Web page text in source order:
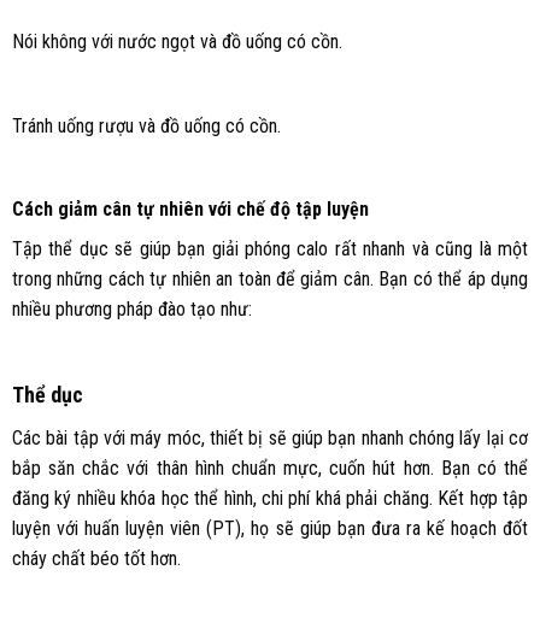
Nói không với nước ngọt và đồ uống có cồn.
Tránh uống rượu và đồ uống có cồn.
Cách giảm cân tự nhiên với chế độ tập luyện
Tập thể dục sẽ giúp bạn giải phóng calo rất nhanh và cũng là một
trong những cách tự nhiên an toàn để giảm cân. Bạn có thể áp dụng
nhiều phương pháp đào tạo như:
Thể dục
Các bài tập với máy móc, thiết bị sẽ giúp bạn nhanh chóng lấy lại cơ
bắp săn chắc với thân hình chuẩn mực, cuốn hút hơn. Bạn có thể
đăng ký nhiều khóa học thể hình, chi phí khá phải chăng. Kết hợp tập
luyện với huấn luyện viên (PT), họ sẽ giúp bạn đưa ra kế hoạch đốt
cháy chất béo tốt hơn.